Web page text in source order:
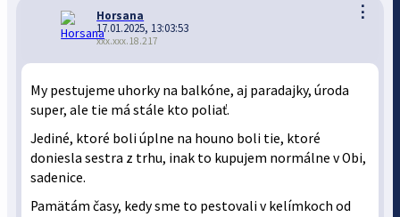
⋮
Horsana
17.01.2025, 13:03:53
xxx.xxx.18.217
My pestujeme uhorky na balkóne, aj paradajky, úroda
super, ale tie má stále kto poliať.
Jediné, ktoré boli úplne na houno boli tie, ktoré
doniesla sestra z trhu, inak to kupujem normálne v Obi,
sadenice.
Pamätám časy, kedy sme to pestovali v kelímkoch od